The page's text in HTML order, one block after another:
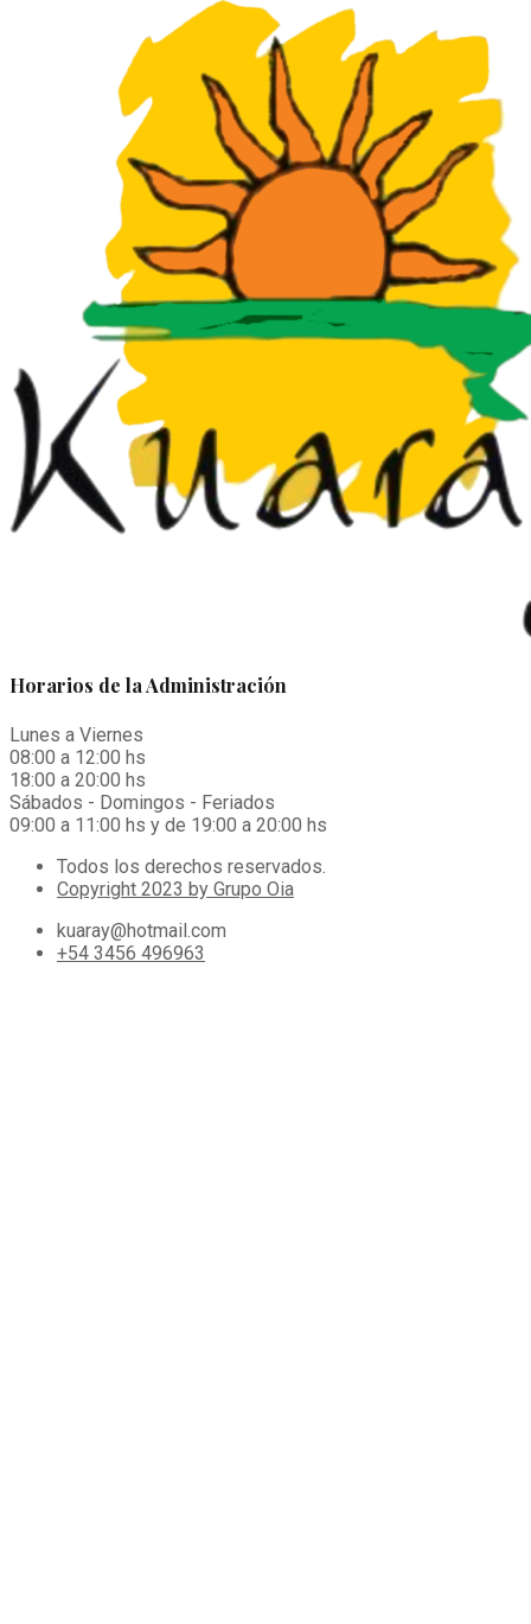
Horarios de la Administración
Lunes a Viernes
08:00 a 12:00 hs
18:00 a 20:00 hs
Sábados - Domingos - Feriados
09:00 a 11:00 hs y de 19:00 a 20:00 hs
Todos los derechos reservados.
Copyright 2023 by Grupo Oia
kuaray@hotmail.com
+54 3456 496963